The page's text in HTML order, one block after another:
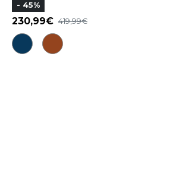
- 45%
230,99 419,99